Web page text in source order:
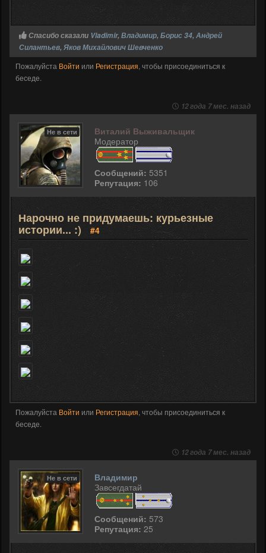
Спасибо сказали Vladimir, Владимир, Борис 34, Андрей
Силантьев, Яков Михайлович Шевченко
Пожалуйста Войти или Регистрация, чтобы присоединиться к
беседе.
12 года 7 мес. назад
Не в сети
Виталий Выживальщик
Модератор
Сообщений: 5351
Репутация: 106
Нарочно не придумаешь: курьезные
истории... :) #4
Пожалуйста Войти или Регистрация, чтобы присоединиться к
беседе.
12 года 7 мес. назад
Не в сети
Владимир
Завсегдатай
Сообщений: 573
Репутация: 25